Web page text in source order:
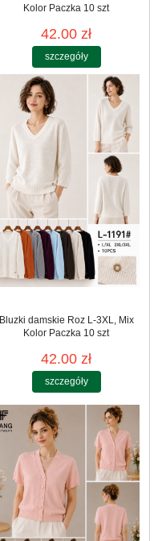
Kolor Paczka 10 szt
42.00 zł
szczegóły
Bluzki damskie Roz L-3XL, Mix
Kolor Paczka 10 szt
42.00 zł
szczegóły